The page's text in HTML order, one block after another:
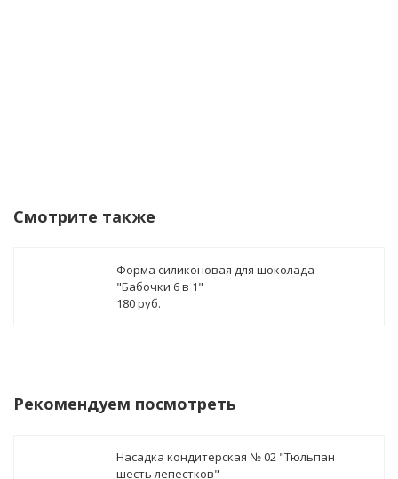
Смотрите также
Форма силиконовая для шоколада
"Бабочки 6 в 1"
180 руб.
Рекомендуем посмотреть
Насадка кондитерская № 02 "Тюльпан
шесть лепестков"